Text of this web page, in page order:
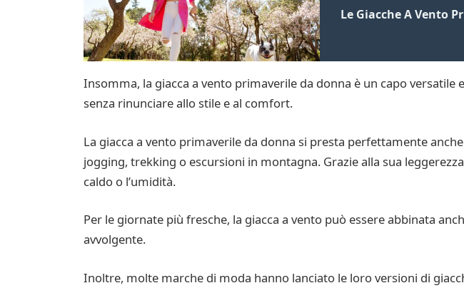
Le Giacche A Vento
Insomma, la giacca a vento primaverile da donna è un capo
senza rinunciare allo stile e al comfort.
La giacca a vento primaverile da donna si presta perfettamente
jogging, trekking o escursioni in montagna. Grazie alla sua
caldo o l’umidità.
Per le giornate più fresche, la giacca a vento può essere abbinata
avvolgente.
Inoltre, molte marche di moda hanno lanciato le loro versioni di